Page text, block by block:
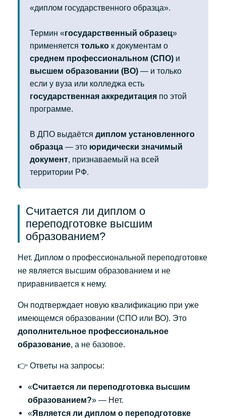
«диплом государственного образца».
Термин «государственный образец»
применяется только к документам о
среднем профессиональном (СПО) и
высшем образовании (ВО) — и только
если у вуза или колледжа есть
государственная аккредитация по этой
программе.
В ДПО выдаётся диплом установленного
образца — это юридически значимый
документ, признаваемый на всей
территории РФ.
Считается ли диплом о
переподготовке высшим
образованием?
Нет. Диплом о профессиональной переподготовке
не является высшим образованием и не
приравнивается к нему.
Он подтверждает новую квалификацию при уже
имеющемся образовании (СПО или ВО). Это
дополнительное профессиональное
образование, а не базовое.
👉 Ответы на запросы:
«Считается ли переподготовка высшим
образованием?» — Нет.
«Является ли диплом о переподготовке